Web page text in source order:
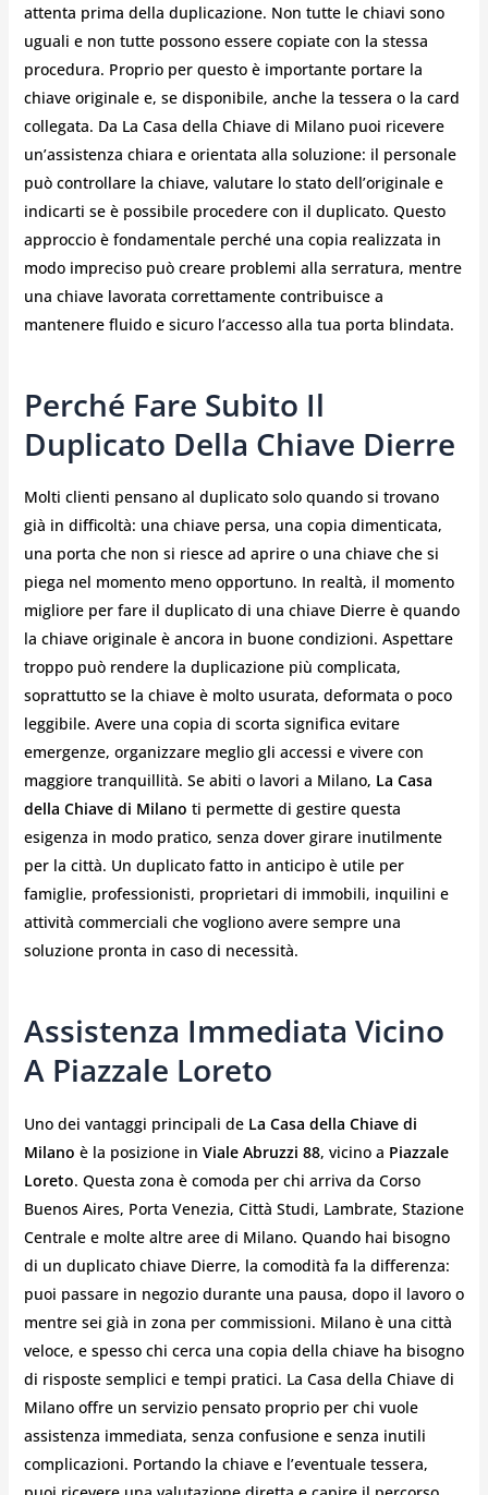
attenta prima della duplicazione. Non tutte le chiavi sono
uguali e non tutte possono essere copiate con la stessa
procedura. Proprio per questo è importante portare la
chiave originale e, se disponibile, anche la tessera o la card
collegata. Da La Casa della Chiave di Milano puoi ricevere
un’assistenza chiara e orientata alla soluzione: il personale
può controllare la chiave, valutare lo stato dell’originale e
indicarti se è possibile procedere con il duplicato. Questo
approccio è fondamentale perché una copia realizzata in
modo impreciso può creare problemi alla serratura, mentre
una chiave lavorata correttamente contribuisce a
mantenere fluido e sicuro l’accesso alla tua porta blindata.
Perché Fare Subito Il
Duplicato Della Chiave Dierre
Molti clienti pensano al duplicato solo quando si trovano
già in difficoltà: una chiave persa, una copia dimenticata,
una porta che non si riesce ad aprire o una chiave che si
piega nel momento meno opportuno. In realtà, il momento
migliore per fare il duplicato di una chiave Dierre è quando
la chiave originale è ancora in buone condizioni. Aspettare
troppo può rendere la duplicazione più complicata,
soprattutto se la chiave è molto usurata, deformata o poco
leggibile. Avere una copia di scorta significa evitare
emergenze, organizzare meglio gli accessi e vivere con
maggiore tranquillità. Se abiti o lavori a Milano, La Casa
della Chiave di Milano ti permette di gestire questa
esigenza in modo pratico, senza dover girare inutilmente
per la città. Un duplicato fatto in anticipo è utile per
famiglie, professionisti, proprietari di immobili, inquilini e
attività commerciali che vogliono avere sempre una
soluzione pronta in caso di necessità.
Assistenza Immediata Vicino
A Piazzale Loreto
Uno dei vantaggi principali de La Casa della Chiave di
Milano è la posizione in Viale Abruzzi 88, vicino a Piazzale
Loreto. Questa zona è comoda per chi arriva da Corso
Buenos Aires, Porta Venezia, Città Studi, Lambrate, Stazione
Centrale e molte altre aree di Milano. Quando hai bisogno
di un duplicato chiave Dierre, la comodità fa la differenza:
puoi passare in negozio durante una pausa, dopo il lavoro o
mentre sei già in zona per commissioni. Milano è una città
veloce, e spesso chi cerca una copia della chiave ha bisogno
di risposte semplici e tempi pratici. La Casa della Chiave di
Milano offre un servizio pensato proprio per chi vuole
assistenza immediata, senza confusione e senza inutili
complicazioni. Portando la chiave e l’eventuale tessera,